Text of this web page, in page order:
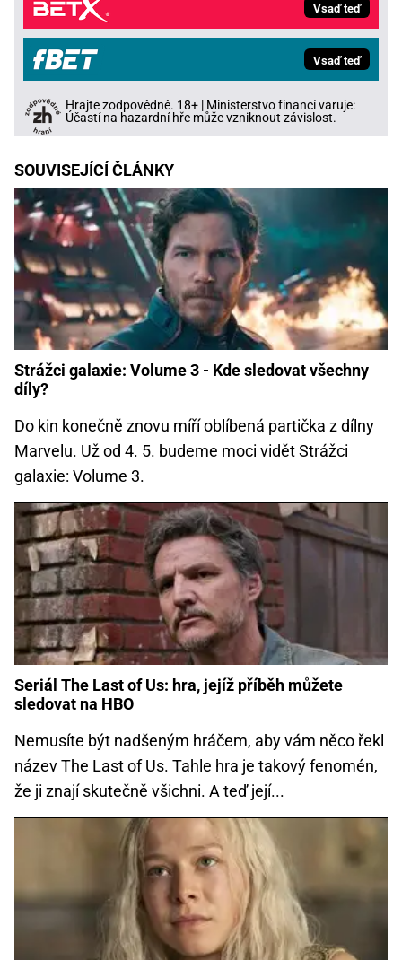
Vsaď teď
Vsaď teď
Hrajte zodpovědně. 18+ | Ministerstvo financí varuje:
Účastí na hazardní hře může vzniknout závislost.
SOUVISEJÍCÍ ČLÁNKY
Strážci galaxie: Volume 3 - Kde sledovat všechny
díly?
Do kin konečně znovu míří oblíbená partička z dílny
Marvelu. Už od 4. 5. budeme moci vidět Strážci
galaxie: Volume 3.
Seriál The Last of Us: hra, jejíž příběh můžete
sledovat na HBO
Nemusíte být nadšeným hráčem, aby vám něco řekl
název The Last of Us. Tahle hra je takový fenomén,
že ji znají skutečně všichni. A teď její...